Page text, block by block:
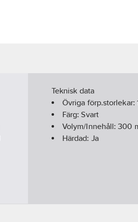
Teknisk data
Övriga förp.storlekar:
Färg:Svart
Volym/Innehåll:300
Härdad: Ja